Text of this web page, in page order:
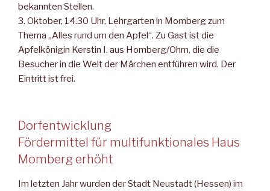
bekannten Stellen.
3. Oktober, 14.30 Uhr, Lehrgarten in Momberg zum
Thema „Alles rund um den Apfel“. Zu Gast ist die
Apfelkönigin Kerstin I. aus Homberg/Ohm, die die
Besucher in die Welt der Märchen entführen wird. Der
Eintritt ist frei.
Dorfentwicklung
Fördermittel für multifunktionales Haus
Momberg erhöht
Im letzten Jahr wurden der Stadt Neustadt (Hessen) im